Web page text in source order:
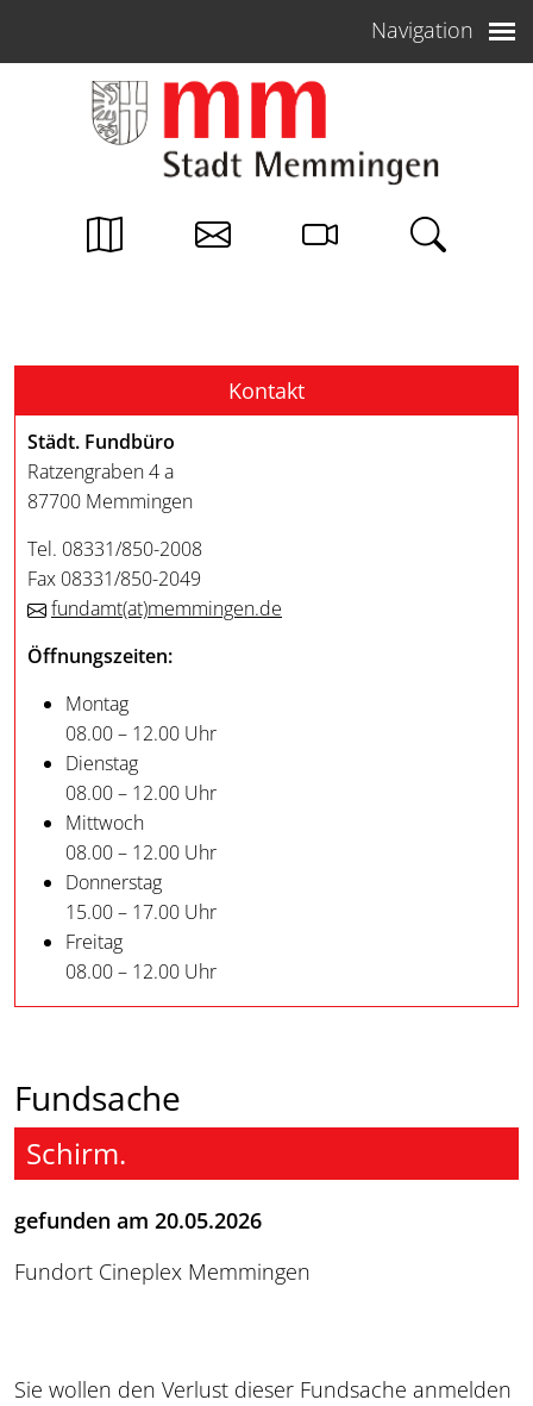
Navigation
Kontakt
Städt. Fundbüro
Ratzengraben 4 a
87700 Memmingen
Tel. 08331/850-2008
Fax 08331/850-2049
fundamt(at)memmingen.de
Öffnungszeiten:
Montag
08.00 – 12.00 Uhr
Dienstag
08.00 – 12.00 Uhr
Mittwoch
08.00 – 12.00 Uhr
Donnerstag
15.00 – 17.00 Uhr
Freitag
08.00 – 12.00 Uhr
Fundsache
Schirm.
gefunden am 20.05.2026
Fundort Cineplex Memmingen
Sie wollen den Verlust dieser Fundsache anmelden